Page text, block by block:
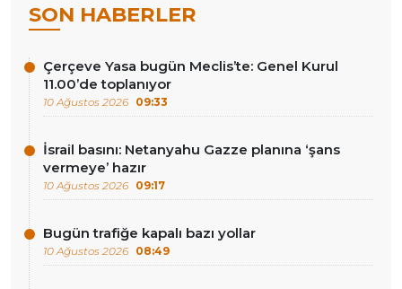
SON HABERLER
Çerçeve Yasa bugün Meclis’te: Genel Kurul
11.00’de toplanıyor
10 Ağustos 2026 09:33
İsrail basını: Netanyahu Gazze planına ‘şans
vermeye’ hazır
10 Ağustos 2026 09:17
Bugün trafiğe kapalı bazı yollar
10 Ağustos 2026 08:49